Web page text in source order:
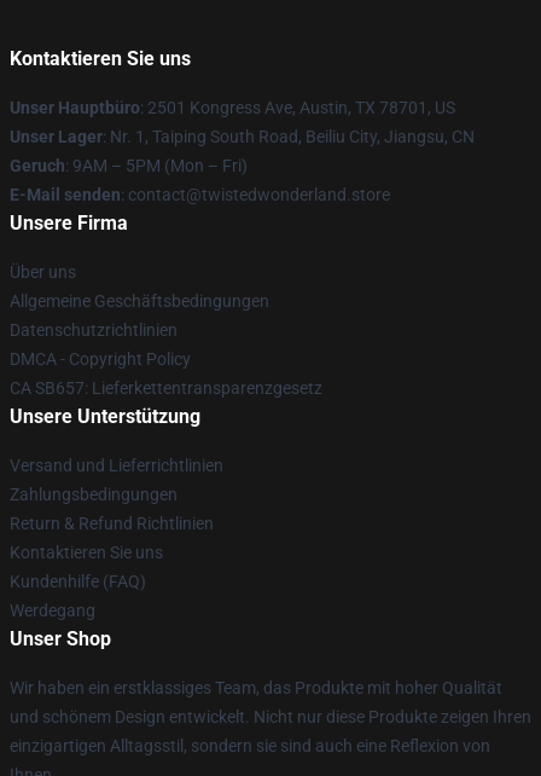
Kontaktieren Sie uns
Unser Hauptbüro: 2501 Kongress Ave, Austin, TX 78701, US
Unser Lager: Nr. 1, Taiping South Road, Beiliu City, Jiangsu, CN
Geruch: 9AM – 5PM (Mon – Fri)
E-Mail senden: contact@twistedwonderland.store
Unsere Firma
Über uns
Allgemeine Geschäftsbedingungen
Datenschutzrichtlinien
DMCA - Copyright Policy
CA SB657: Lieferkettentransparenzgesetz
Unsere Unterstützung
Versand und Lieferrichtlinien
Zahlungsbedingungen
Return & Refund Richtlinien
Kontaktieren Sie uns
Kundenhilfe (FAQ)
Werdegang
Unser Shop
Wir haben ein erstklassiges Team, das Produkte mit hoher Qualität
und schönem Design entwickelt. Nicht nur diese Produkte zeigen Ihren
einzigartigen Alltagsstil, sondern sie sind auch eine Reflexion von